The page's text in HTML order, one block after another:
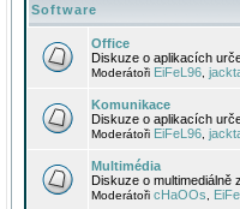
Software
Office
Diskuze o aplikacích
Moderátoři EiFeL96
Komunikace
Diskuze o aplikacích
Moderátoři EiFeL96
Multimédia
Diskuze o multimediálně
Moderátoři cHaOOs